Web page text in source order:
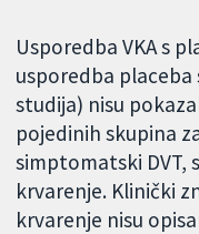
Usporedba VKA s
usporedba
studija) nisu
pojedinih skupina
simptomatski DVT,
krvarenje. Klinički
krvarenje nisu